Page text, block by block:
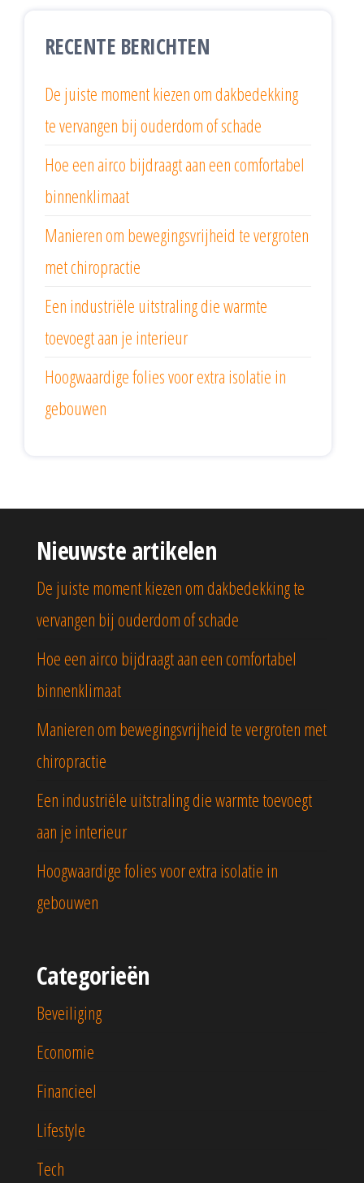
RECENTE BERICHTEN
De juiste moment kiezen om dakbedekking
te vervangen bij ouderdom of schade
Hoe een airco bijdraagt aan een comfortabel
binnenklimaat
Manieren om bewegingsvrijheid te vergroten
met chiropractie
Een industriële uitstraling die warmte
toevoegt aan je interieur
Hoogwaardige folies voor extra isolatie in
gebouwen
Nieuwste artikelen
De juiste moment kiezen om dakbedekking te
vervangen bij ouderdom of schade
Hoe een airco bijdraagt aan een comfortabel
binnenklimaat
Manieren om bewegingsvrijheid te vergroten met
chiropractie
Een industriële uitstraling die warmte toevoegt
aan je interieur
Hoogwaardige folies voor extra isolatie in
gebouwen
Categorieën
Beveiliging
Economie
Financieel
Lifestyle
Tech